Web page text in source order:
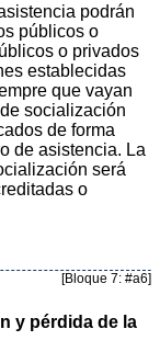
podrán
públicos o
o privados
establecidas
que vayan
socialización
de forma
de asistencia. La
será
o
[Bloque 7: #a6]
y pérdida de la